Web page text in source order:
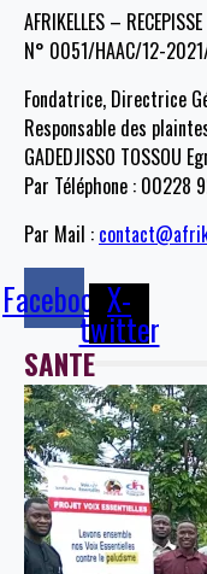
AFRIKELLES –
N° 0051/HAAC/12-
Fondatrice, Directrice
Responsable des
GADEDJISSO TOSSOU
Par Téléphone : 00228
Par Mail :
FacebookX-
twitter
SANTE